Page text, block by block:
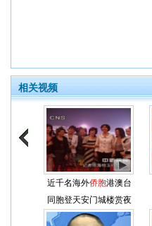
相关视频
近千名海外侨胞港澳台
同胞登天安门城楼赏夜
景